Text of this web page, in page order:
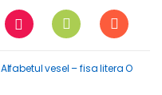
Alfabetul vesel – fisa litera O